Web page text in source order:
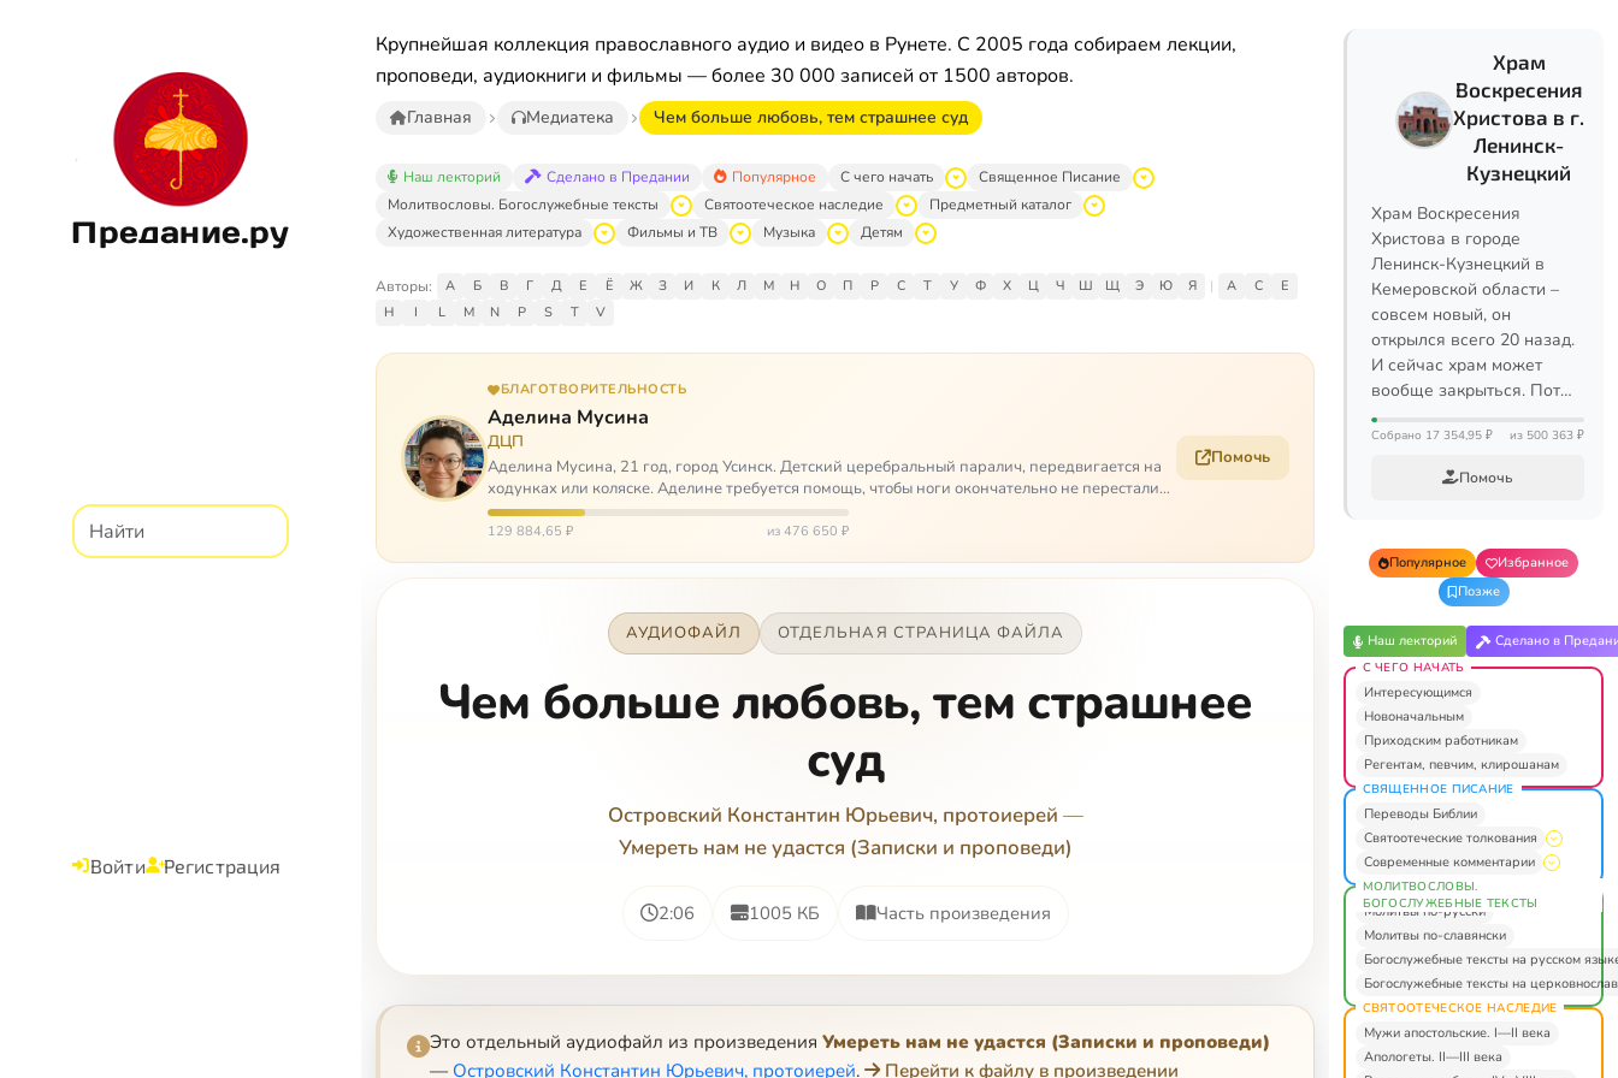
Предание.ру
Войти Регистрация
Крупнейшая коллекция православного аудио и видео в Рунете. С 2005 года собираем лекции,
проповеди, аудиокниги и фильмы — более 30 000 записей от 1500 авторов.
Главная Медиатека Чем больше любовь, тем страшнее суд
Наш лекторий Сделано в Предании Популярное С чего начать
Священное Писание
Молитвословы. Богослужебные тексты
Святоотеческое наследие
Предметный каталог
Художественная литература
Фильмы и ТВ Музыка Детям
Авторы: А Б В Г Д Е Ё Ж З И К Л М Н О П Р С Т У Ф Х Ц Ч Ш Щ Э Ю Я | A C
E
H
I L M N P S T V
БЛАГОТВОРИТЕЛЬНОСТЬ
Аделина Мусина
ДЦП
Аделина Мусина, 21 год, город Усинск. Детский церебральный паралич, передвигается на
ходунках или коляске. Аделине требуется помощь, чтобы ноги окончательно не перестали
слушаться…
129 884,65 ₽ из 476 650 ₽
Помочь
АУДИОФАЙЛ ОТДЕЛЬНАЯ СТРАНИЦА ФАЙЛА
Чем больше любовь, тем страшнее
суд
Островский Константин Юрьевич, протоиерей —
Умереть нам не удастся (Записки и проповеди)
2:06 1005 КБ Часть произведения
Это отдельный аудиофайл из произведения Умереть нам не удастся (Записки и проповеди)
— Островский Константин Юрьевич, протоиерей. Перейти к файлу в произведении
Храм
Воскресения
Христова в г.
Ленинск-
Кузнецкий
Храм Воскресения
Христова в городе
Ленинск-Кузнецкий в
Кемеровской области –
совсем новый, он
открылся всего 20 назад.
И сейчас храм может
вообще закрыться. Пот…
Собрано 17 354,95 ₽ из 500 363 ₽
Помочь
Популярное
Избранное
Позже
Наш лекторий Сделано в
С ЧЕГО НАЧАТЬ
Интересующимся
Новоначальным
Приходским работникам
Регентам, певчим, клирошанам
СВЯЩЕННОЕ ПИСАНИЕ
Переводы Библии
Святоотеческие толкования
Современные комментарии
МОЛИТВОСЛОВЫ.
БОГОСЛУЖЕБНЫЕ ТЕКСТЫ
Молитвы по-русски
Молитвы по-славянски
Богослужебные тексты на русском
Богослужебные тексты на
СВЯТООТЕЧЕСКОЕ НАСЛЕДИЕ
Мужи апостольские. I—II века
Апологеты. II—III века